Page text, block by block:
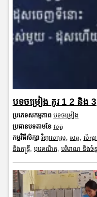
បទចម្រៀង គូរ 1 2 និង‌ 3
ប្រភេទសកម្មភាព បទចម្រៀង
ប្រធានបទតាមខែ សត្វ
កម្មវិធីសិក្សា វិទ្យាសាស្រ្ត សត្វ សិក្ស
និងតន្ត្រី បុរេគណិត បរិមាណ និងចំ